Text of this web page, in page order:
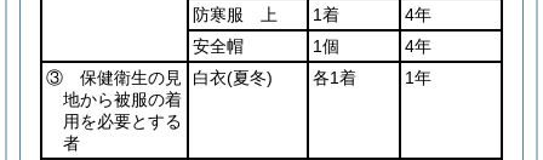
防寒服 上
1着
4年
安全帽
1個
4年
③ 保健衛生の見
地から被服の着
用を必要とする
者
白衣(夏冬) 各1着 1年